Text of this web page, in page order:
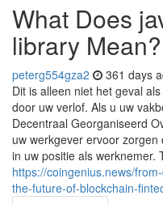
What Does
library Mean?
peterg554gza2 361 days
Dit is alleen niet het geval
door uw verlof. Als u uw
Decentraal Georganiseerd
uw werkgever ervoor
in uw positie als werknemer.
https://coingenius.news/
the-future-of-blockchain-